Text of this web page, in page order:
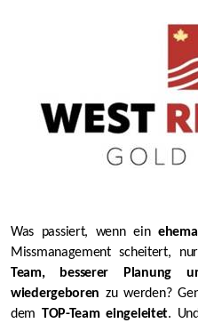
Was passiert, wenn ein
Missmanagement scheitert,
Team, besserer Planung
wiedergeboren zu werden?
dem TOP-Team eingeleitet.